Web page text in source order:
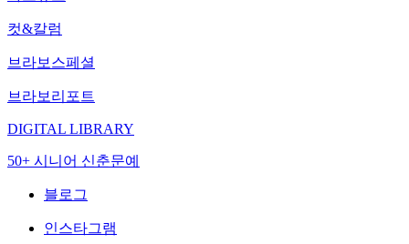
컷&칼럼
브라보스페셜
브라보리포트
DIGITAL LIBRARY
50+ 시니어 신춘문예
블로그
인스타그램